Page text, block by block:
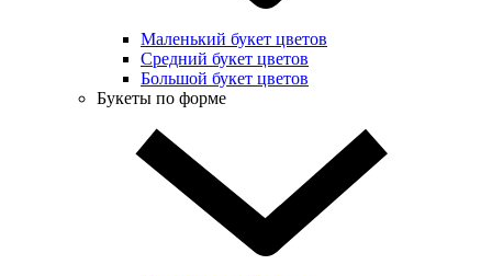
Маленький букет цветов
Средний букет цветов
Большой букет цветов
Букеты по форме